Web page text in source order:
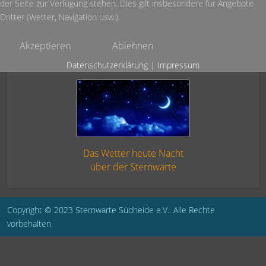
Das Wetter heute Nacht
über der Sternwarte
Copyright © 2023 Sternwarte Südheide e.V.. Alle Rechte
vorbehalten.
der Seite zur Verfügung stehen. Dies gilt insbesondere für Angebote
Dritter (Wetter, Navigation usw.).
Akzeptieren Ablehnen
Datenschutzerklärung | Impressum